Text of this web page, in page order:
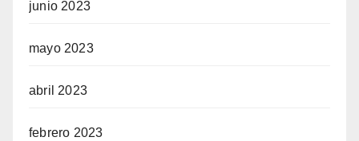
junio 2023
mayo 2023
abril 2023
febrero 2023